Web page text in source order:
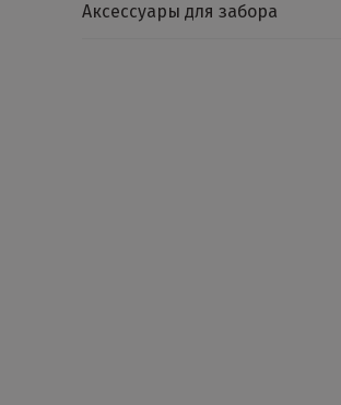
Аксессуары для забора